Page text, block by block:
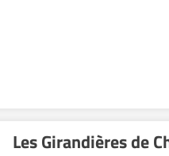
Les Girandières de